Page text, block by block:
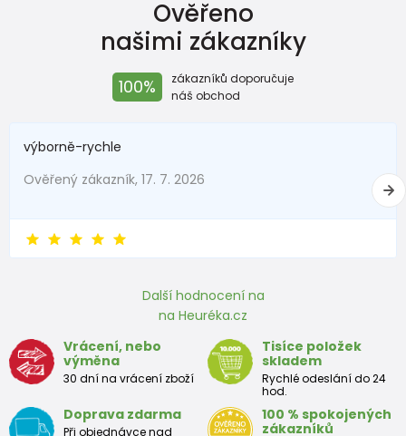
Ověřeno
našimi zákazníky
100%
zákazníků doporučuje
náš obchod
výborně-rychle
Ověřený zákazník, 17. 7. 2026
Další hodnocení na
na Heuréka.cz
Vrácení, nebo
výměna
30 dní na vrácení zboží
Tisíce položek
skladem
Rychlé odeslání do 24
hod.
Doprava zdarma
Při objednávce nad
100 % spokojených
zákazníků